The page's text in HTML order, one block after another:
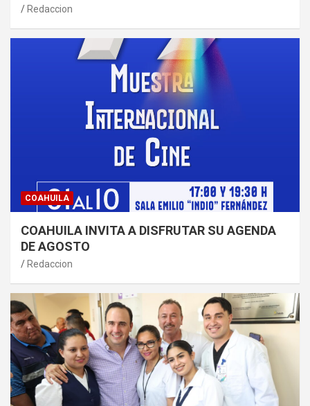
Redaccion
COAHUILA
COAHUILA INVITA A DISFRUTAR SU AGENDA
DE AGOSTO
Redaccion